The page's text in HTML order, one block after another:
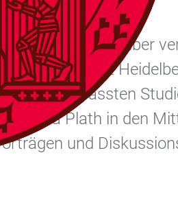
Hochschule über
Die Universität
der Verfassten
Sylvia Plath in den
und